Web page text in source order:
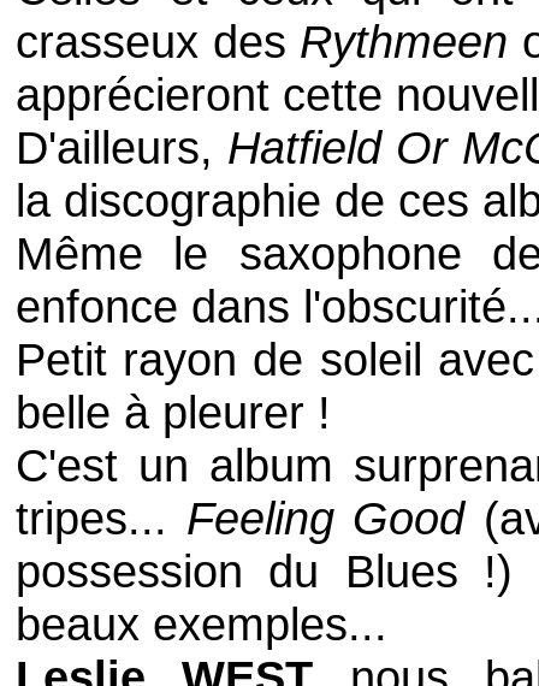
crasseux des Rythmeen
apprécieront cette
D'ailleurs, Hatfield Or
la discographie de ces
Même le saxophone
enfonce dans
Petit rayon de soleil
belle à pleurer !
C'est un album
tripes... Feeling Good
possession du Blues !)
beaux exemples...